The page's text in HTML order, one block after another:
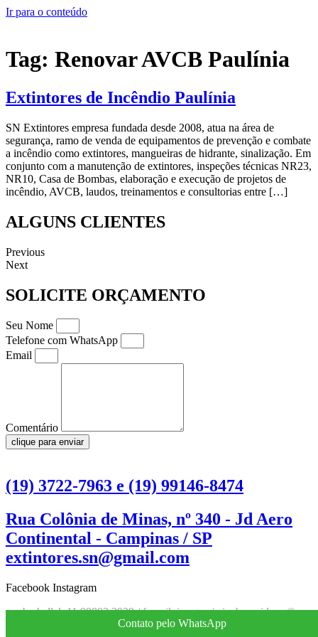
Ir para o conteúdo
Tag: Renovar AVCB Paulínia
Extintores de Incêndio Paulínia
SN Extintores empresa fundada desde 2008, atua na área de
segurança, ramo de venda de equipamentos de prevenção e combate
a incêndio como extintores, mangueiras de hidrante, sinalização. Em
conjunto com a manutenção de extintores, inspeções técnicas NR23,
NR10, Casa de Bombas, elaboração e execução de projetos de
incêndio, AVCB, laudos, treinamentos e consultorias entre […]
ALGUNS CLIENTES
Previous
Next
SOLICITE ORÇAMENTO
Seu Nome
Telefone com WhatsApp
Email
Comentário
clique para enviar
(19) 3722-7963 e (19) 99146-8474
Rua Colônia de Minas, nº 340 - Jd Aero
Continental - Campinas / SP
extintores.sn@gmail.com
Facebook Instagram
by hallak 11 99803 3929 / freepik images / pixabay videos ©
Contato pelo WhatsApp